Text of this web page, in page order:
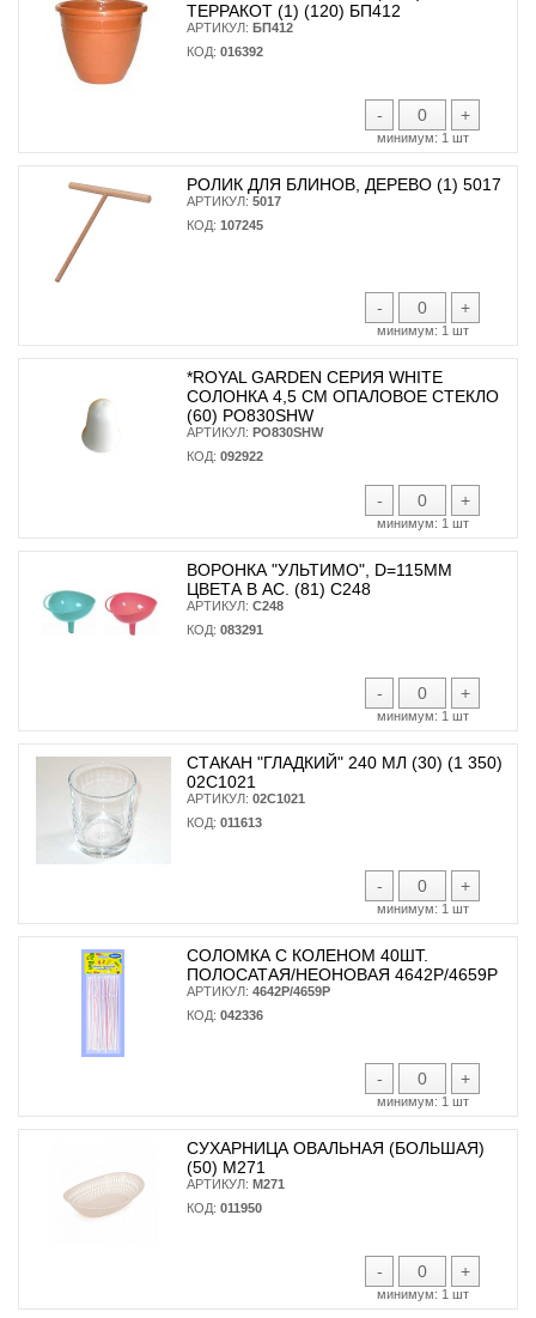
ТЕРРАКОТ (1) (120) БП412
АРТИКУЛ: БП412
КОД: 016392
- +
минимум: 1 шт
РОЛИК ДЛЯ БЛИНОВ, ДЕРЕВО (1) 5017
АРТИКУЛ: 5017
КОД: 107245
- +
минимум: 1 шт
*ROYAL GARDEN СЕРИЯ WHITE
СОЛОНКА 4,5 СМ ОПАЛОВОЕ СТЕКЛО
(60) PO830SHW
АРТИКУЛ: PO830SHW
КОД: 092922
- +
минимум: 1 шт
ВОРОНКА "УЛЬТИМО", D=115ММ
ЦВЕТА В АС. (81) С248
АРТИКУЛ: С248
КОД: 083291
- +
минимум: 1 шт
СТАКАН "ГЛАДКИЙ" 240 МЛ (30) (1 350)
02С1021
АРТИКУЛ: 02С1021
КОД: 011613
- +
минимум: 1 шт
СОЛОМКА С КОЛЕНОМ 40ШТ.
ПОЛОСАТАЯ/НЕОНОВАЯ 4642Р/4659Р
АРТИКУЛ: 4642Р/4659Р
КОД: 042336
- +
минимум: 1 шт
СУХАРНИЦА ОВАЛЬНАЯ (БОЛЬШАЯ)
(50) М271
АРТИКУЛ: М271
КОД: 011950
- +
минимум: 1 шт